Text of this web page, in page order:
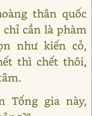
thân quốc
cần là phàm
như kiến cỏ,
thì chết thôi,
Tống gia này,